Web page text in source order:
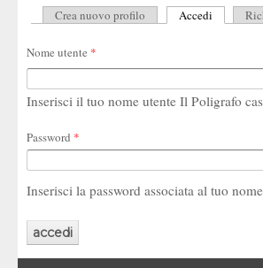
Schede primarie
Crea nuovo profilo Accedi (scheda
Nome utente *
Inserisci il tuo nome utente Il Poligrafo
Password *
Inserisci la password associata al tuo